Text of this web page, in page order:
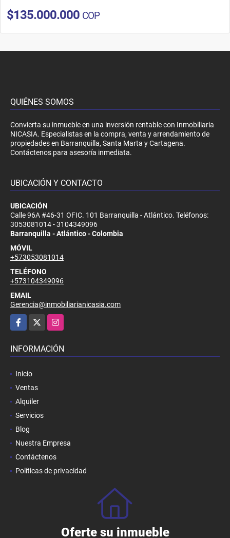
$135.000.000 COP
QUIÉNES SOMOS
Convierta su inmueble en una inversión rentable con Inmobiliaria
NICASIA. Especialistas en la compra, venta y arrendamiento de
propiedades en Barranquilla, Santa Marta y Cartagena.
Contáctenos para asesoría inmediata.
UBICACIÓN Y CONTACTO
UBICACIÓN
Calle 96A #46-31 OFIC. 101 Barranquilla - Atlántico. Teléfonos:
3053081014 - 3104349096
Barranquilla - Atlántico - Colombia
MÓVIL
+573053081014
TELÉFONO
+573104349096
EMAIL
Gerencia@inmobiliarianicasia.com
Facebook
Instagram
INFORMACIÓN
Inicio
Ventas
Alquiler
Servicios
Blog
Nuestra Empresa
Contáctenos
Políticas de privacidad
Oferte su inmueble